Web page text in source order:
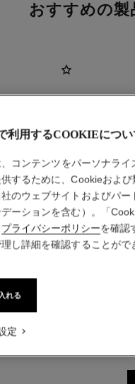
おすすめの製
ーティ マイク
美容液
追加する
利用するCOOKIEについ
コンテンツをパーソナライ
するために、Cookieおよ
のウェブサイトおよびパー
ーションを含む）。「
プライバシーポリシーを確認
し詳細を確認することがで
れる
定